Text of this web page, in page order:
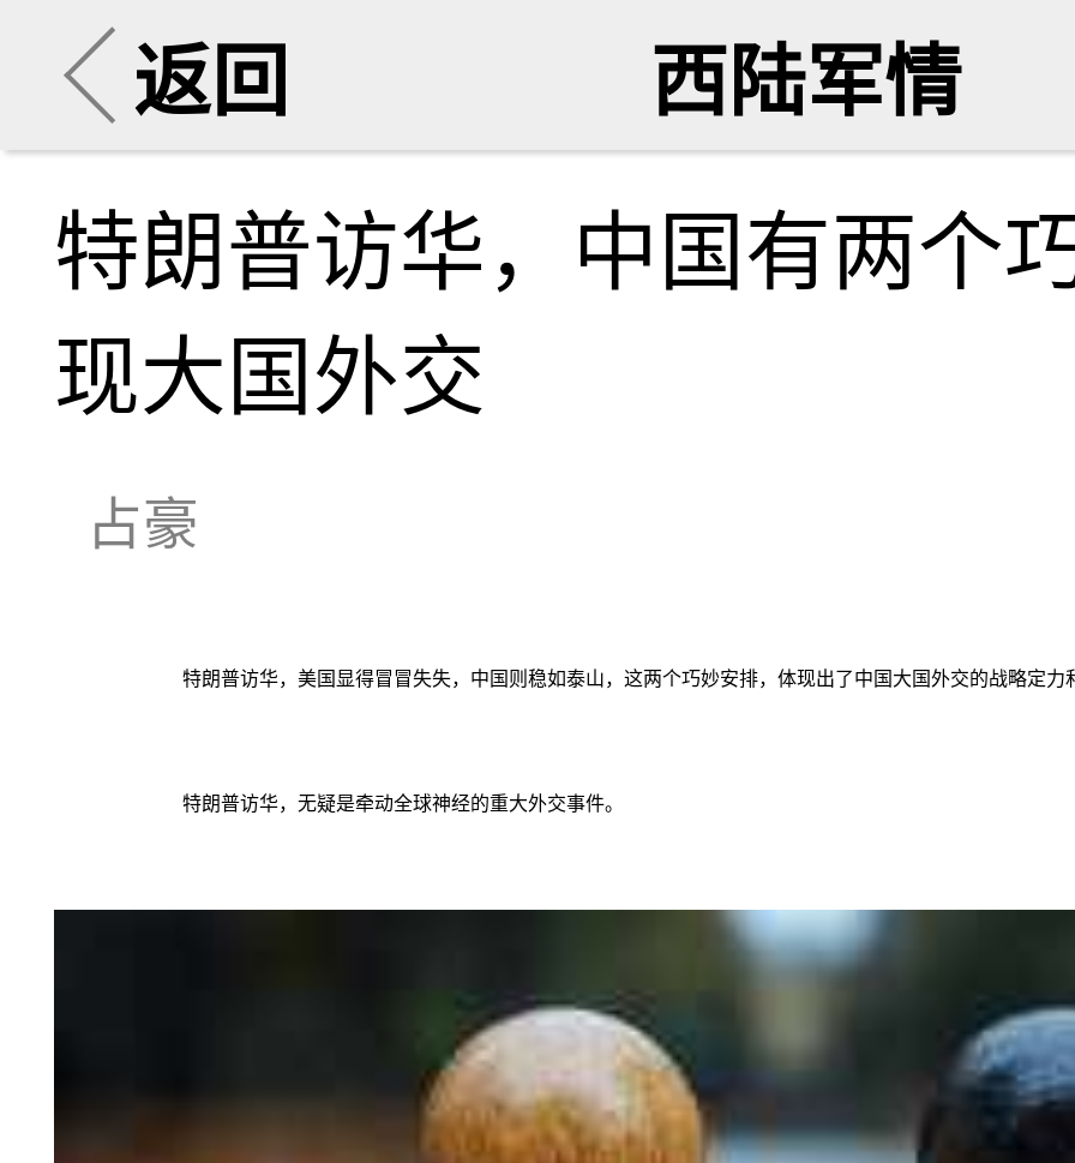
返回 西陆军情
特朗普访华，中国有两个
现大国外交
占豪
特朗普访华，美国显得冒冒失失，中国则稳如泰山，这两个巧妙安排，体现出了中国大国外交的战略定力
特朗普访华，无疑是牵动全球神经的重大外交事件。